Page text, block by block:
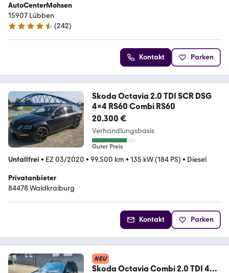
AutoCenterMohsen
15907 Lübben
4.7 Sterne
(242)
Kontakt Parken
Skoda Octavia 2.0 TDI SCR DSG
4x4 RS60 Combi RS60
20.300 €
Verhandlungsbasis
Guter Preis
Unfallfrei • EZ 03/2020 • 99.500 km • 135 kW (184 PS) • Diesel
Privatanbieter
84478 Waldkraiburg
Kontakt Parken
NEU
Skoda Octavia Combi 2.0 TDI 4x4